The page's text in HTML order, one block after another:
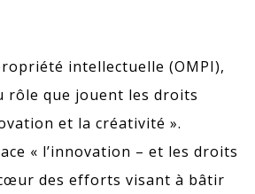
intellectuelle (OMPI),
rôle que jouent les droits
et la créativité ».
« l’innovation – et les droits
des efforts visant à bâtir